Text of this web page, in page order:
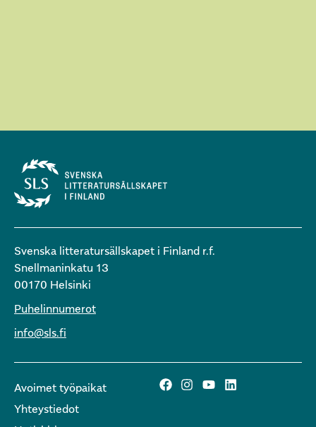
Svenska litteratursällskapet i Finland r.f.
Snellmaninkatu 13
00170 Helsinki
Puhelinnumerot
info@sls.fi
Avoimet työpaikat
Yhteystiedot